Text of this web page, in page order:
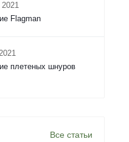
Flagman
плетеных шнуров
Все статьи